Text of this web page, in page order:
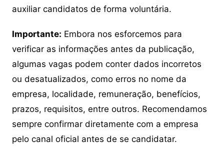
auxiliar candidatos de forma voluntária.
Importante: Embora nos esforcemos para
verificar as informações antes da publicação,
algumas vagas podem conter dados incorretos
ou desatualizados, como erros no nome da
empresa, localidade, remuneração, benefícios,
prazos, requisitos, entre outros. Recomendamos
sempre confirmar diretamente com a empresa
pelo canal oficial antes de se candidatar.